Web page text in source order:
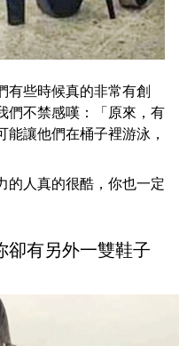
有些時候真的非常有創
們不禁感嘆：「原來，有
讓他們在桶子裡游泳，
的人真的很酷，你也一定
卻有另外一雙鞋子